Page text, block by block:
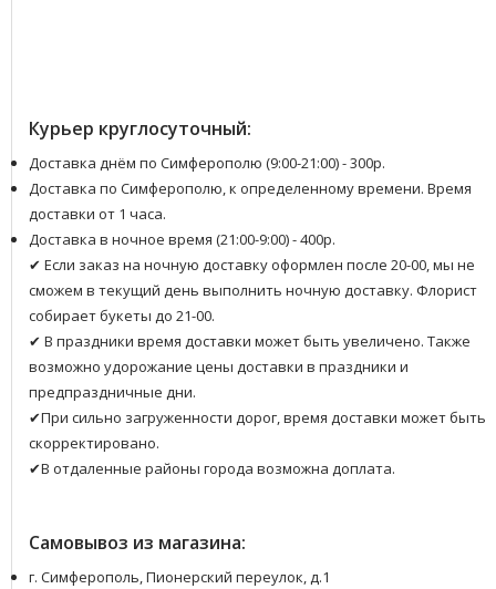
Курьер круглосуточный:
Доставка днём по Симферополю (9:00-21:00) - 300р.
Доставка по Симферополю, к определенному времени. Время
доставки от 1 часа.
Доставка в ночное время (21:00-9:00) - 400р.
✔ Если заказ на ночную доставку оформлен после 20-00, мы не
сможем в текущий день выполнить ночную доставку. Флорист
собирает букеты до 21-00.
✔ В праздники время доставки может быть увеличено. Также
возможно удорожание цены доставки в праздники и
предпраздничные дни.
✔При сильно загруженности дорог, время доставки может быть
скорректировано.
✔В отдаленные районы города возможна доплата.
Самовывоз из магазина:
г. Симферополь, Пионерский переулок, д.1